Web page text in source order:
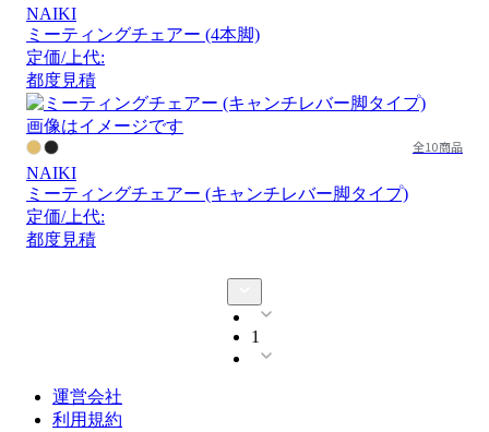
NAIKI
ミーティングチェアー (4本脚)
定価/上代:
都度見積
画像はイメージです
全10商品
NAIKI
ミーティングチェアー (キャンチレバー脚タイプ)
定価/上代:
都度見積
1
運営会社
利用規約